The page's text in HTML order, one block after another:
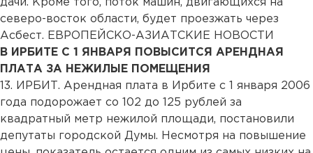
дачи. Кроме того, поток машин, двигающихся на
северо-восток области, будет проезжать через
Асбест. ЕВРОПЕЙСКО-АЗИАТСКИЕ НОВОСТИ
В ИРБИТЕ С 1 ЯНВАРЯ ПОВЫСИТСЯ АРЕНДНАЯ
ПЛАТА ЗА НЕЖИЛЫЕ ПОМЕЩЕНИЯ
13. ИРБИТ. Арендная плата в Ирбите с 1 января 2006
года подорожает со 102 до 125 рублей за
квадратный метр нежилой площади, постановили
депутаты городской Думы. Несмотря на повышение